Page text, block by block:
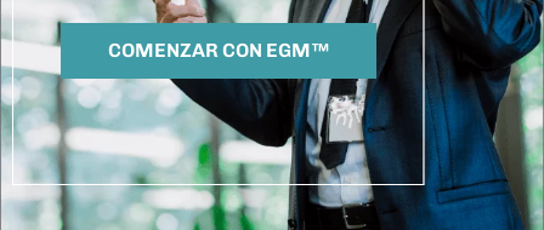
COMENZAR CON EGM™